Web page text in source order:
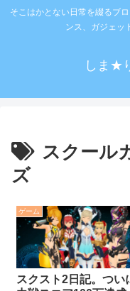
そこはかとない日常を綴るブ
ンス、ガジェッ
しま★
スクール
ズ
ゲーム
スクスト2日記。つい